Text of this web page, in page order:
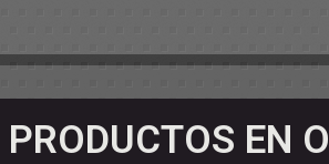
PRODUCTOS EN